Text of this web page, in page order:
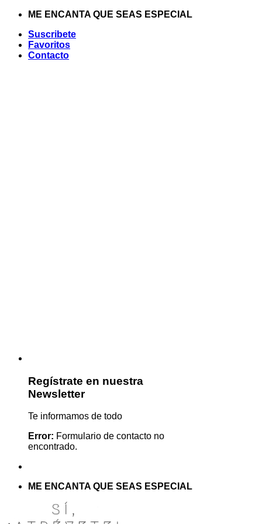
Saltar
contenido
ME ENCANTA QUE SEAS ESPECIAL
Suscribete
Favoritos
Contacto
Regístrate en nuestra
Newsletter
Te informamos de todo
Error: Formulario de contacto no
encontrado.
ME ENCANTA QUE SEAS ESPECIAL